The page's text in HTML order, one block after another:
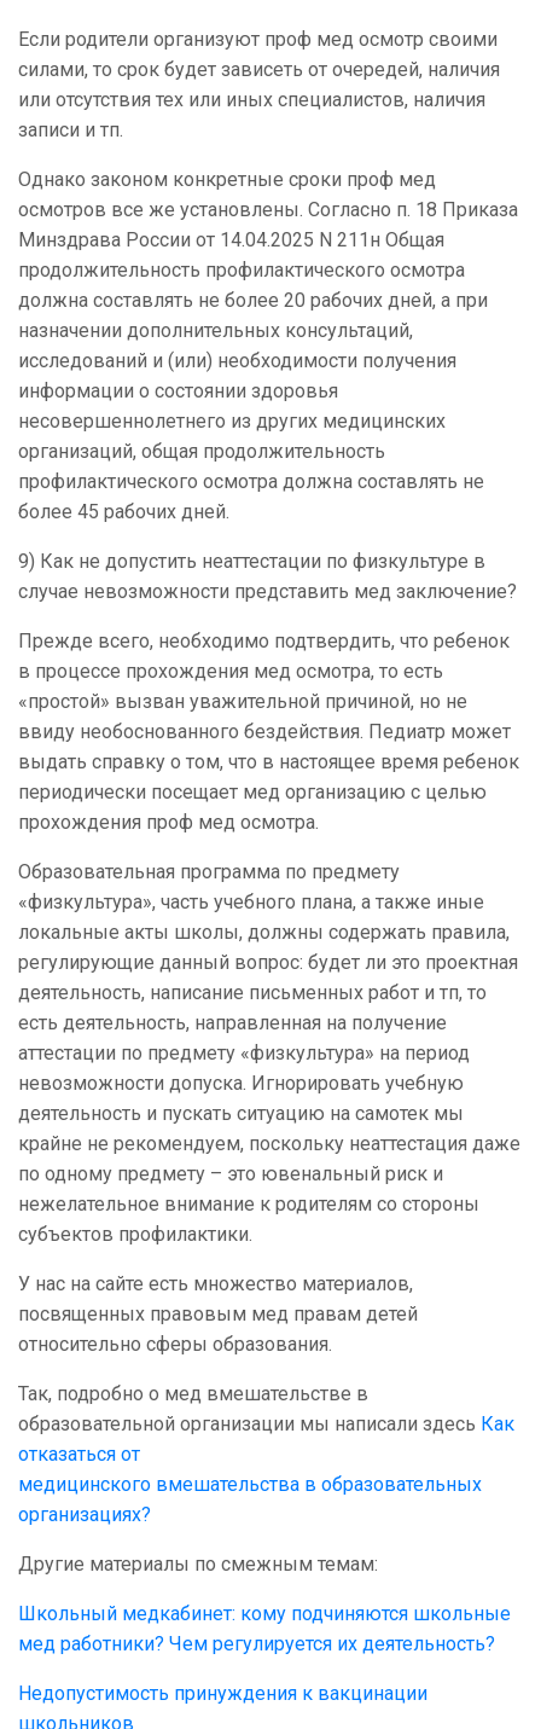
Если родители организуют проф мед осмотр своими
силами, то срок будет зависеть от очередей, наличия
или отсутствия тех или иных специалистов, наличия
записи и тп.
Однако законом конкретные сроки проф мед
осмотров все же установлены. Согласно п. 18 Приказа
Минздрава России от 14.04.2025 N 211н Общая
продолжительность профилактического осмотра
должна составлять не более 20 рабочих дней, а при
назначении дополнительных консультаций,
исследований и (или) необходимости получения
информации о состоянии здоровья
несовершеннолетнего из других медицинских
организаций, общая продолжительность
профилактического осмотра должна составлять не
более 45 рабочих дней.
9) Как не допустить неаттестации по физкультуре в
случае невозможности представить мед заключение?
Прежде всего, необходимо подтвердить, что ребенок
в процессе прохождения мед осмотра, то есть
«простой» вызван уважительной причиной, но не
ввиду необоснованного бездействия. Педиатр может
выдать справку о том, что в настоящее время ребенок
периодически посещает мед организацию с целью
прохождения проф мед осмотра.
Образовательная программа по предмету
«физкультура», часть учебного плана, а также иные
локальные акты школы, должны содержать правила,
регулирующие данный вопрос: будет ли это проектная
деятельность, написание письменных работ и тп, то
есть деятельность, направленная на получение
аттестации по предмету «физкультура» на период
невозможности допуска. Игнорировать учебную
деятельность и пускать ситуацию на самотек мы
крайне не рекомендуем, поскольку неаттестация даже
по одному предмету – это ювенальный риск и
нежелательное внимание к родителям со стороны
субъектов профилактики.
У нас на сайте есть множество материалов,
посвященных правовым мед правам детей
относительно сферы образования.
Так, подробно о мед вмешательстве в
образовательной организации мы написали здесь Как
отказаться от
медицинского вмешательства в образовательных
организациях?
Другие материалы по смежным темам:
Школьный медкабинет: кому подчиняются школьные
мед работники? Чем регулируется их деятельность?
Недопустимость принуждения к вакцинации
школьников